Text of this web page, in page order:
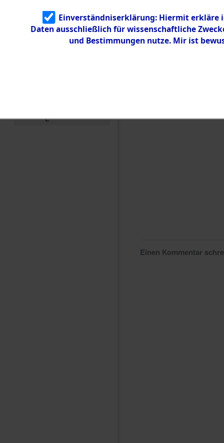
Identifizierun
g
5.3.3
Todesmärsch
e
Einen Kommentar
Einverständniserklärung: Hiermit erkläre
Daten ausschließlich für wissenschaftliche
und Bestimmungen nutze. Mir ist